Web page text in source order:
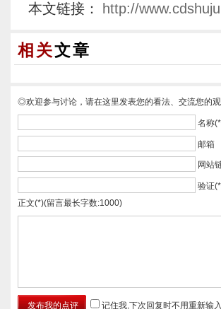
本文链接：
http://
相关文章
◎欢迎参与讨论，请在这里发表您的看法、交流您的观
名称
邮箱
网站
验证
正文(*)(留言最长字数:1000)
记住我,下次回复时不用重新输